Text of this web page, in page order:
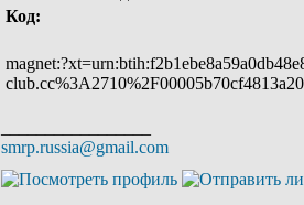
Код:
smrp.russia@gmail.com